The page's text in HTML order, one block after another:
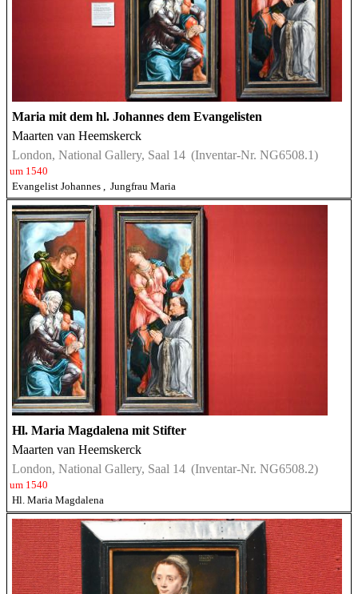
Maria mit dem hl. Johannes dem Evangelisten
Maarten van Heemskerck
London, National Gallery, Saal 14 (Inventar-Nr. NG6508.1)
um 1540
Evangelist Johannes , Jungfrau Maria
Hl. Maria Magdalena mit Stifter
Maarten van Heemskerck
London, National Gallery, Saal 14 (Inventar-Nr. NG6508.2)
um 1540
Hl. Maria Magdalena